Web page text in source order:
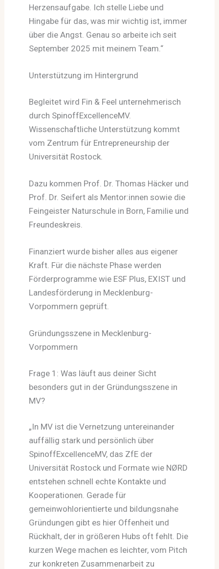
Herzensaufgabe. Ich stelle Liebe und
Hingabe für das, was mir wichtig ist, immer
über die Angst. Genau so arbeite ich seit
September 2025 mit meinem Team.“
Unterstützung im Hintergrund
Begleitet wird Fin & Feel unternehmerisch
durch SpinoffExcellenceMV.
Wissenschaftliche Unterstützung kommt
vom Zentrum für Entrepreneurship der
Universität Rostock.
Dazu kommen Prof. Dr. Thomas Häcker und
Prof. Dr. Seifert als Mentor:innen sowie die
Feingeister Naturschule in Born, Familie und
Freundeskreis.
Finanziert wurde bisher alles aus eigener
Kraft. Für die nächste Phase werden
Förderprogramme wie ESF Plus, EXIST und
Landesförderung in Mecklenburg-
Vorpommern geprüft.
Gründungsszene in Mecklenburg-
Vorpommern
Frage 1: Was läuft aus deiner Sicht
besonders gut in der Gründungsszene in
MV?
„In MV ist die Vernetzung untereinander
auffällig stark und persönlich über
SpinoffExcellenceMV, das ZfE der
Universität Rostock und Formate wie NØRD
entstehen schnell echte Kontakte und
Kooperationen. Gerade für
gemeinwohlorientierte und bildungsnahe
Gründungen gibt es hier Offenheit und
Rückhalt, der in größeren Hubs oft fehlt. Die
kurzen Wege machen es leichter, vom Pitch
zur konkreten Zusammenarbeit zu